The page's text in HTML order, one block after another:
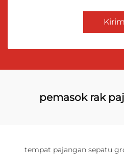
Kirim
pemasok rak
tempat pajangan sepatu